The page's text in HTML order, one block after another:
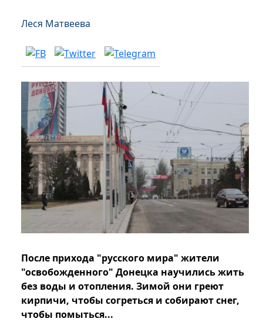
Леся Матвеева
После прихода "русского мира" жители
"освобожденного" Донецка научились жить
без воды и отопления. Зимой они греют
кирпичи, чтобы согреться и собирают снег,
чтобы помыться...